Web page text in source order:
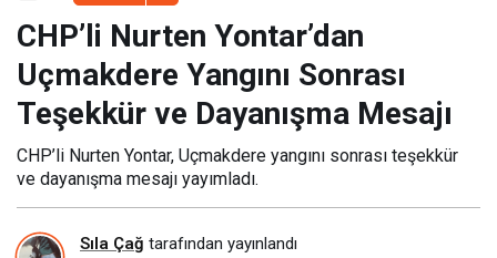
Dayanışma Mesajı
CHP’li Nurten Yontar’dan
Uçmakdere Yangını Sonrası
Teşekkür ve Dayanışma Mesajı
CHP’li Nurten Yontar, Uçmakdere yangını sonrası teşekkür
ve dayanışma mesajı yayımladı.
Sıla Çağ tarafından yayınlandı